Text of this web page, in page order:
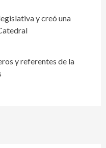
y creó una
y referentes de la